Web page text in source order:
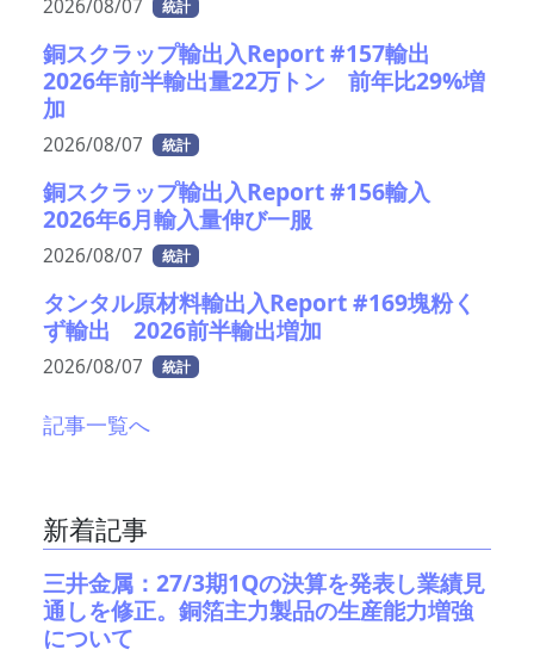
2026/08/07 統計
銅スクラップ輸出入Report #157輸出
2026年前半輸出量22万トン 前年比29%増
加
2026/08/07 統計
銅スクラップ輸出入Report #156輸入
2026年6月輸入量伸び一服
2026/08/07 統計
タンタル原材料輸出入Report #169塊粉く
ず輸出 2026前半輸出増加
2026/08/07 統計
記事一覧へ
新着記事
三井金属：27/3期1Qの決算を発表し業績見
通しを修正。銅箔主力製品の生産能力増強
について